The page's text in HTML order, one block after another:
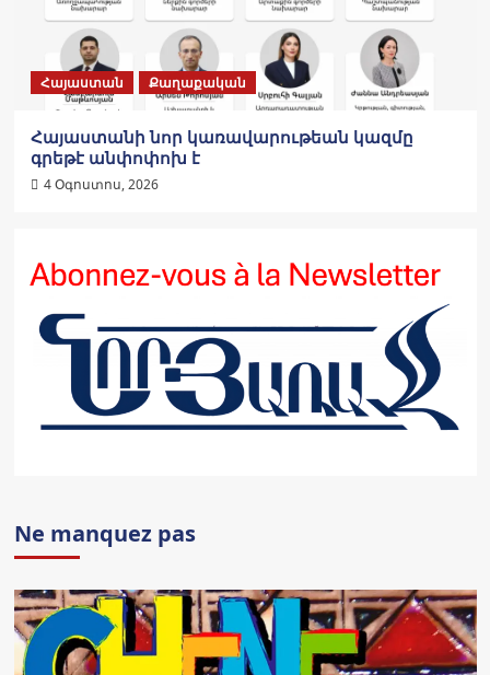
Հայաստան Քաղաքական
Հայաստանի նոր կառավարութեան կազմը
գրեթէ անփոփոխ է
4 Օգոստոս, 2026
Ne manquez pas